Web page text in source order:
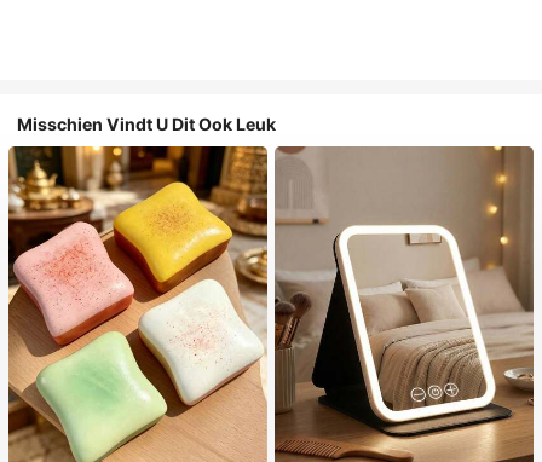
Misschien Vindt U Dit Ook Leuk